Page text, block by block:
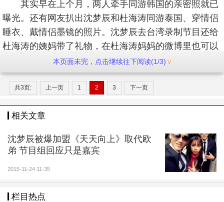
其实早在上个月，两人牵手同游韩国的亲密照就已
曝光。还有网友扒出沈梦辰和杜海涛同游泰国、穿情侣
睡衣、戴情侣墨镜的照片。沈梦辰去台湾录制节目还给
杜海涛的姨妈带了礼物，在杜海涛妈妈的微博里也可以
找到沈梦辰和涛妈的互动。
据说沈梦辰与杜海涛拍拖在湖南台早就是“公开的秘
密”。李维嘉与沈梦辰一起录节目《疯狂的麦咭》时，李
维嘉问邹市明的儿子：“你最喜欢在场的哪一个姐
海涛哥哥也喜欢沈梦辰姐姐怎么办？你喜欢他们在一起
不？”何炅则在一条分析杜海涛、沈梦辰恋情的微博中点
赞。
本页面未完，点击继续往下阅读(1/3)
共3页: 上一页 1 2 3 下一页
相关文章
沈梦辰被爆加盟《天天向上》取代欧
弟 节目组回应只是嘉宾
2015-11-24 11-35
栏目热点